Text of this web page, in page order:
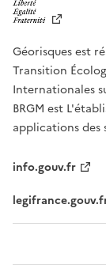
Géorisques est
Transition
Internationales
BRGM est
applications des
info.gouv.fr